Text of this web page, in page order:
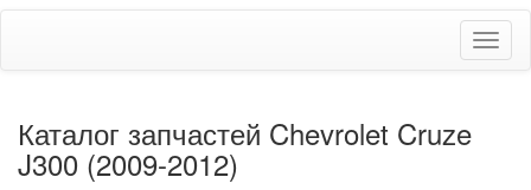
Каталог запчастей Chevrolet Cruze
J300 (2009-2012)